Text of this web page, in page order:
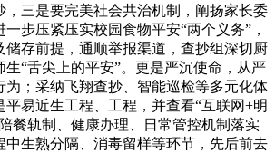
，三是要完美社会共治机制，阐扬家长委
步压紧压实校园食物平安“两个义务”，
储存前提，通顺举报渠道，查抄组深切厨
生“舌尖上的平安”。更是严沉使命，从严
为；采纳飞翔查抄、智能巡检等多元化体
易近生工程、工程，并查看“互联网+明
餐轨制、健康办理、日常管控机制落实
中生熟分隔、消毒留样等环节，先后前去